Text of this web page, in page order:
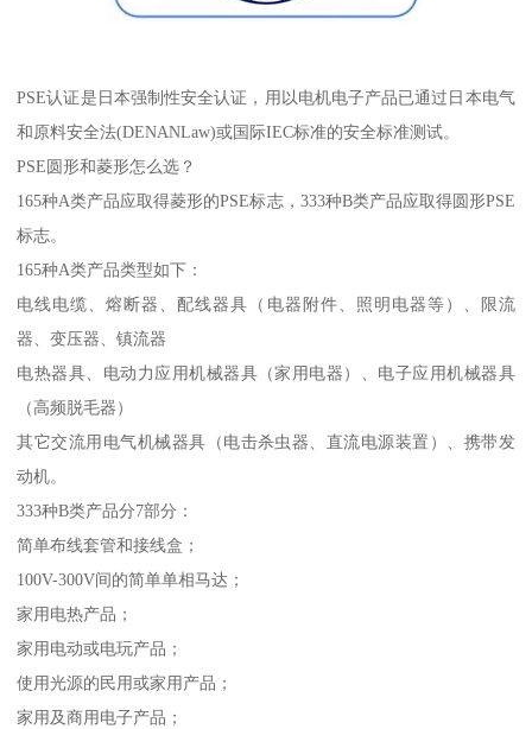
PSE认证是日本强制性安全认证，用以电机电子产品已通过日本电气
和原料安全法(DENANLaw)或国际IEC标准的安全标准测试。
PSE圆形和菱形怎么选？
165种A类产品应取得菱形的PSE标志，333种B类产品应取得圆形PSE
标志。
165种A类产品类型如下：
电线电缆、熔断器、配线器具（电器附件、照明电器等）、限流
器、变压器、镇流器
电热器具、电动力应用机械器具（家用电器）、电子应用机械器具
（高频脱毛器）
其它交流用电气机械器具（电击杀虫器、直流电源装置）、携带发
动机。
333种B类产品分7部分：
简单布线套管和接线盒；
100V-300V间的简单单相马达；
家用电热产品；
家用电动或电玩产品；
使用光源的民用或家用产品；
家用及商用电子产品；